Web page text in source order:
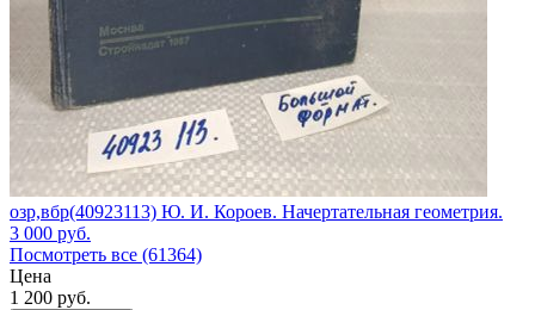
озр,вбр(40923113) Ю. И. Короев. Начертательная геометрия.
3 000 руб.
Посмотреть все (61364)
Цена
1 200 руб.